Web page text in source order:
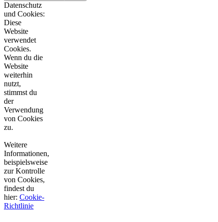
Datenschutz
und Cookies:
Diese
Website
verwendet
Cookies.
Wenn du die
Website
weiterhin
nutzt,
stimmst du
der
Verwendung
von Cookies
zu.
Weitere
Informationen,
beispielsweise
zur Kontrolle
von Cookies,
findest du
hier: Cookie-
Richtlinie